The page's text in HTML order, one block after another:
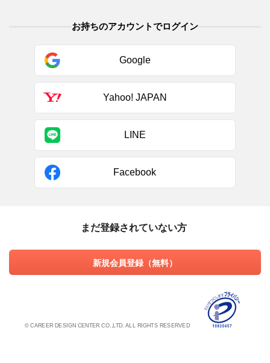
お持ちのアカウントでログイン
Google
Yahoo! JAPAN
LINE
Facebook
まだ登録されていない方
新規会員登録（無料）
© CAREER DESIGN CENTER CO.,LTD. ALL RIGHTS RESERVED